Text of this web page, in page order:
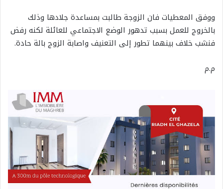
ووفق المعطيات فان الزوجة طالبت بمساعدة جلادها وذلك
بالخروج للعمل بسبب تدهور الوضع الاجتماعي للعائلة لكنه رفض
فنشب خلاف بينهما تطور إلى التعنيف واصابة الزوج بالة حادة.
م.م